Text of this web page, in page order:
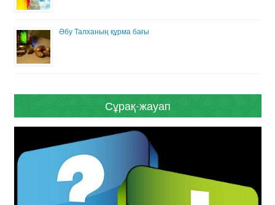
Әбу Талханың құрма бағы
Сұрақ-жауап